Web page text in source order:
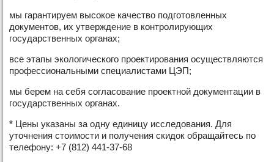
мы гарантируем высокое качество подготовленных
документов, их утверждение в контролирующих
государственных органах;
все этапы экологического проектирования осуществляются
профессиональными специалистами ЦЭП;
мы берем на себя согласование проектной документации в
государственных органах.
* Цены указаны за одну единицу исследования. Для
уточнения стоимости и получения скидок обращайтесь по
телефону: +7 (812) 441-37-68